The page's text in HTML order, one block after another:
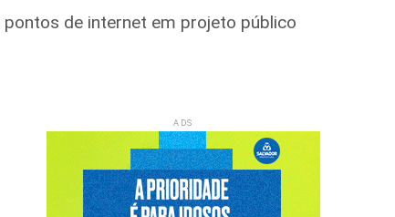
de internet em projeto público
ADS